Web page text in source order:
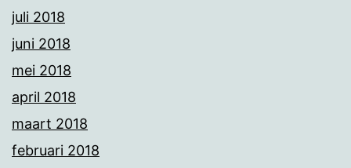
juli 2018
juni 2018
mei 2018
april 2018
maart 2018
februari 2018